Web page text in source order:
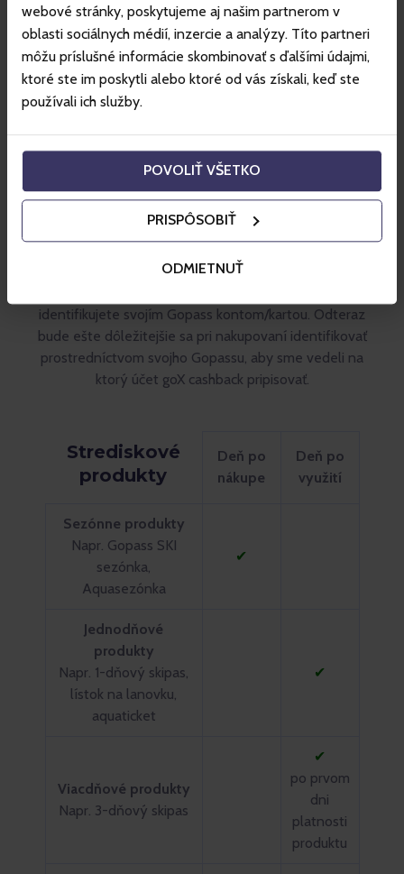
webové stránky, poskytujeme aj našim partnerom v
oblasti sociálnych médií, inzercie a analýzy. Títo partneri
môžu príslušné informácie skombinovať s ďalšími údajmi,
ktoré ste im poskytli alebo ktoré od vás získali, keď ste
používali ich služby.
POVOLIŤ VŠETKO
PRISPÔSOBIŤ
ODMIETNUŤ
možnosť online stornovania produktov a služieb, ktorý
by po pripísaní cashbacku nebol možný.
Kedy sa pripisuje goX
cashback za nákupy do
goX peňaženky?
identifikujete svojím Gopass kontom/kartou. Odteraz
bude ešte dôležitejšie sa pri nakupovaní identifikovať
prostredníctvom svojho Gopassu, aby sme vedeli na
ktorý účet goX cashback pripisovať.
Strediskové
produkty
Deň po
nákupe
Deň po
využití
Sezónne produkty
Napr. Gopass SKI
sezónka,
Aquasezónka
✔
Jednodňové
produkty
Napr. 1-dňový skipas,
lístok na lanovku,
aquaticket
✔
Viacdňové produkty
Napr. 3-dňový skipas
✔
po prvom
dni
platnosti
produktu